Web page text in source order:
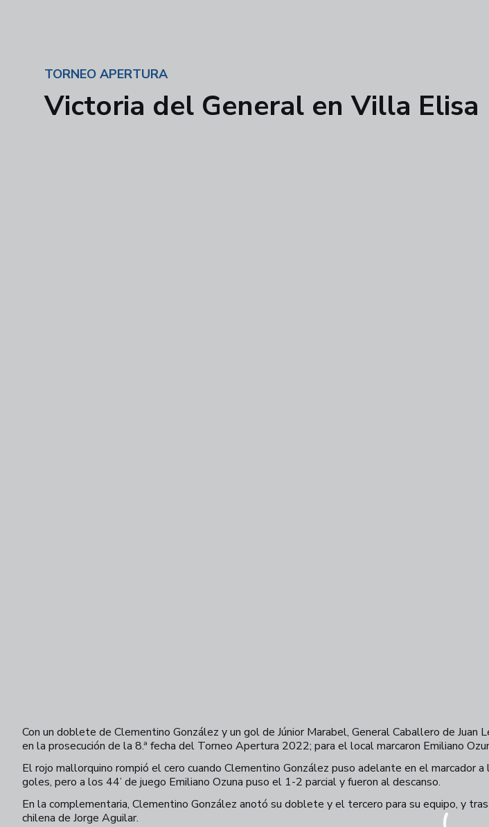
TORNEO APERTURA
Victoria del General en Villa Elisa
Con un doblete de Clementino González y un gol de Júnior Marabel, General Caballero de
en la prosecución de la 8.ª fecha del Torneo Apertura 2022; para el local marcaron Emiliano
El rojo mallorquino rompió el cero cuando Clementino González puso adelante en el marcador
goles, pero a los 44’ de juego Emiliano Ozuna puso el 1-2 parcial y fueron al descanso.
En la complementaria, Clementino González anotó su doblete y el tercero para su equipo, y
chilena de Jorge Aguilar.